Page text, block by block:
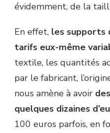
évidemment, de la
En effet, les supports
tarifs eux-même
textile, les quantités
par le fabricant,
nous amène à avoir
quelques dizaines
100 euros parfois, en